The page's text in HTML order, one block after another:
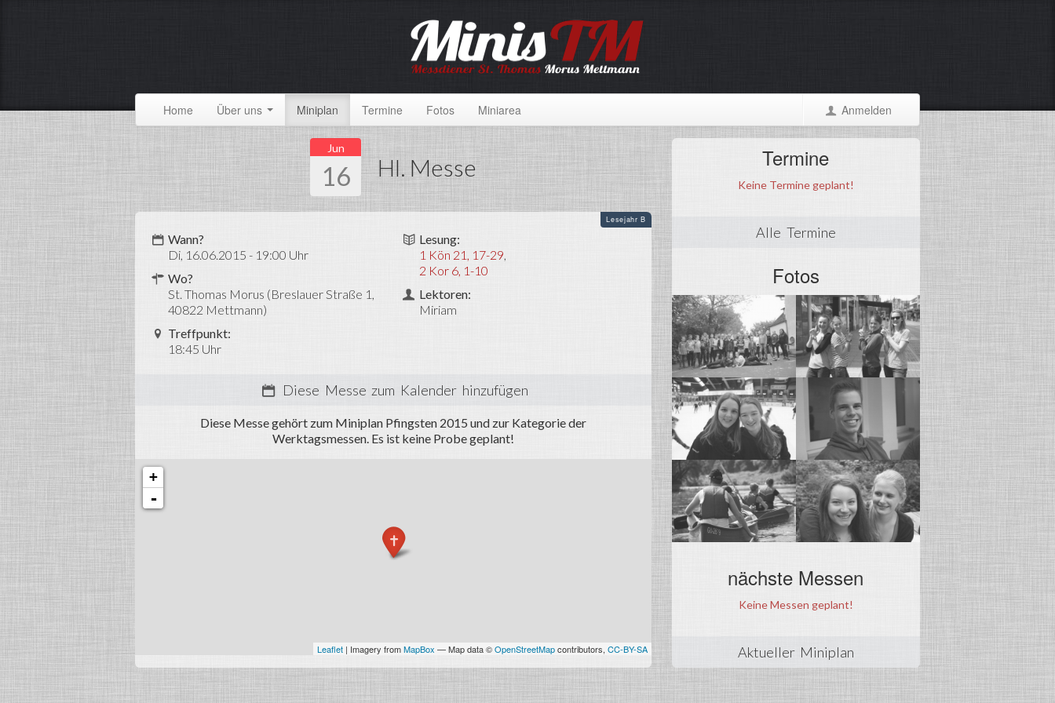
Home Über uns Miniplan Termine Fotos Miniarea Anmelden
Jun
16 Hl. Messe
Lesejahr B
Wann?
Di, 16.06.2015 - 19:00 Uhr
Wo?
St. Thomas Morus (Breslauer Straße 1,
40822 Mettmann)
Treffpunkt:
18:45 Uhr
Lesung:
1 Kön 21, 17-29,
2 Kor 6, 1-10
Lektoren:
Miriam
Diese Messe zum Kalender hinzufügen
Diese Messe gehört zum Miniplan Pfingsten 2015 und zur Kategorie der
Werktagsmessen. Es ist keine Probe geplant!
+
-
Leaflet | Imagery fromMapBox — Map data ©OpenStreetMapcontributors,CC-BY-SA
Termine
Keine Termine geplant!
Alle Termine
Fotos
nächste Messen
Keine Messen geplant!
Aktueller Miniplan